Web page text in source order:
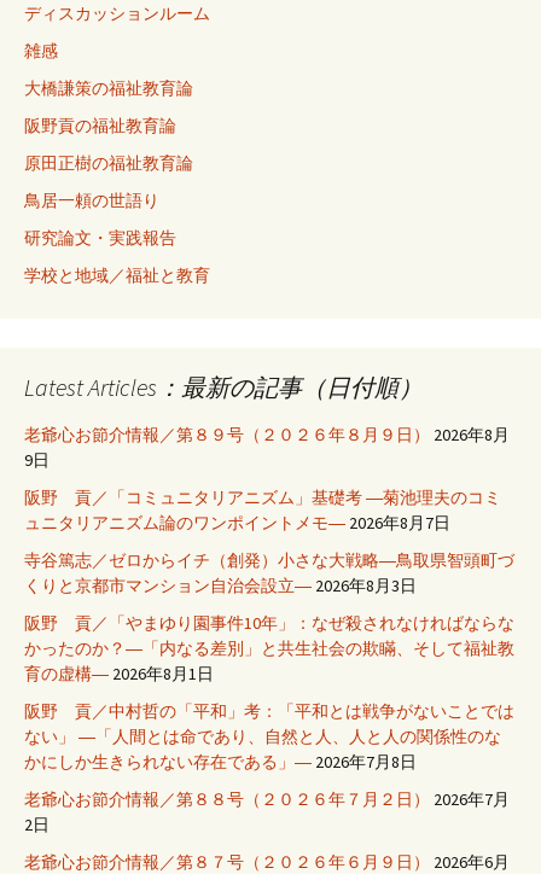
ディスカッションルーム
雑感
大橋謙策の福祉教育論
阪野貢の福祉教育論
原田正樹の福祉教育論
鳥居一頼の世語り
研究論文・実践報告
学校と地域／福祉と教育
Latest Articles：最新の記事（日付順）
老爺心お節介情報／第８９号（２０２６年８月９日）
2026年8月
9日
阪野 貢／「コミュニタリアニズム」基礎考 ―菊池理夫のコミ
ュニタリアニズム論のワンポイントメモ― 2026年8月7日
寺谷篤志／ゼロからイチ（創発）小さな大戦略―鳥取県智頭町づ
くりと京都市マンション自治会設立― 2026年8月3日
阪野 貢／「やまゆり園事件10年」：なぜ殺されなければならな
かったのか？―「内なる差別」と共生社会の欺瞞、そして福祉教
育の虚構― 2026年8月1日
阪野 貢／中村哲の「平和」考：「平和とは戦争がないことでは
ない」 ―「人間とは命であり、自然と人、人と人の関係性のな
かにしか生きられない存在である」― 2026年7月8日
老爺心お節介情報／第８８号（２０２６年７月２日）
2026年7月
2日
老爺心お節介情報／第８７号（２０２６年６月９日）
2026年6月